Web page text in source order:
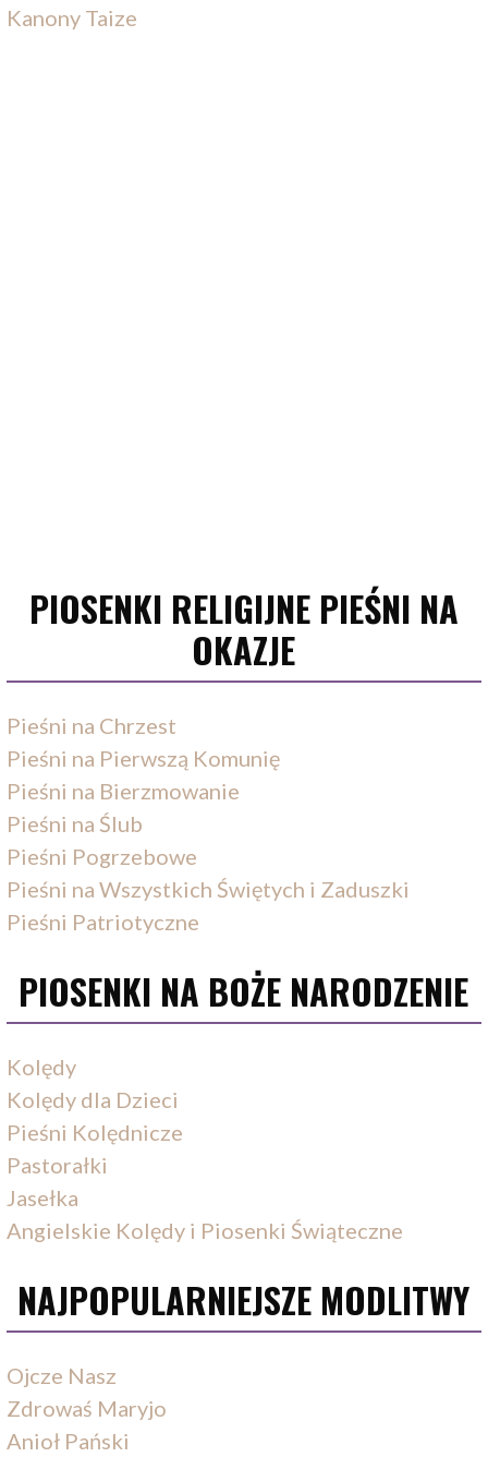
Kanony Taize
PIOSENKI RELIGIJNE PIEŚNI NA
OKAZJE
Pieśni na Chrzest
Pieśni na Pierwszą Komunię
Pieśni na Bierzmowanie
Pieśni na Ślub
Pieśni Pogrzebowe
Pieśni na Wszystkich Świętych i Zaduszki
Pieśni Patriotyczne
PIOSENKI NA BOŻE NARODZENIE
Kolędy
Kolędy dla Dzieci
Pieśni Kolędnicze
Pastorałki
Jasełka
Angielskie Kolędy i Piosenki Świąteczne
NAJPOPULARNIEJSZE MODLITWY
Ojcze Nasz
Zdrowaś Maryjo
Anioł Pański